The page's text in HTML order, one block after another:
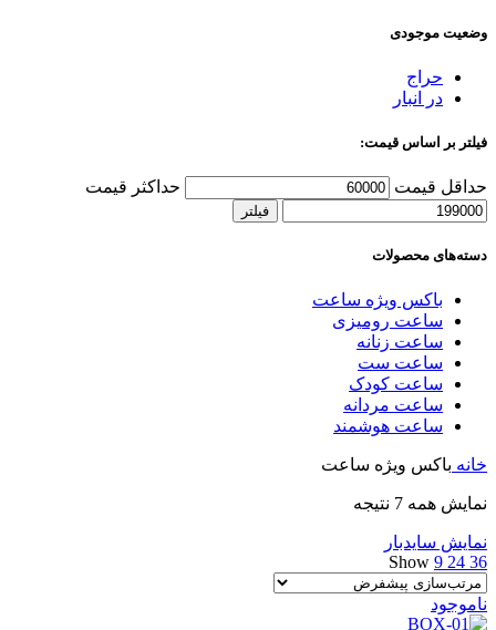
وضعیت موجودی
حراج
در انبار
فیلتر بر اساس قیمت:
حداقل قیمت حداکثر قیمت
فیلتر
دسته‌های محصولات
باکس ویژه ساعت
ساعت رومیزی
ساعت زنانه
ساعت ست
ساعت کودک
ساعت مردانه
ساعت هوشمند
خانه باکس ویژه ساعت
نمایش همه 7 نتیجه
نمایش سایدبار
Show 9 24 36
ناموجود